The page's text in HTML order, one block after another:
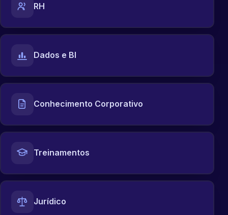
RH
Dados e BI
Conhecimento Corporativo
Treinamentos
Jurídico